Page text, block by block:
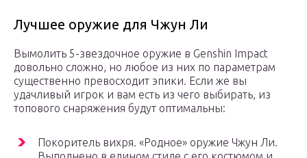
Лучшее оружие для Чжун Ли
Вымолить 5-звездочное оружие в Genshin Impact
довольно сложно, но любое из них по параметрам
существенно превосходит эпики. Если же вы
удачливый игрок и вам есть из чего выбирать, из
топового снаряжения будут оптимальны:
Покоритель вихря. «Родное» оружие Чжун Ли.